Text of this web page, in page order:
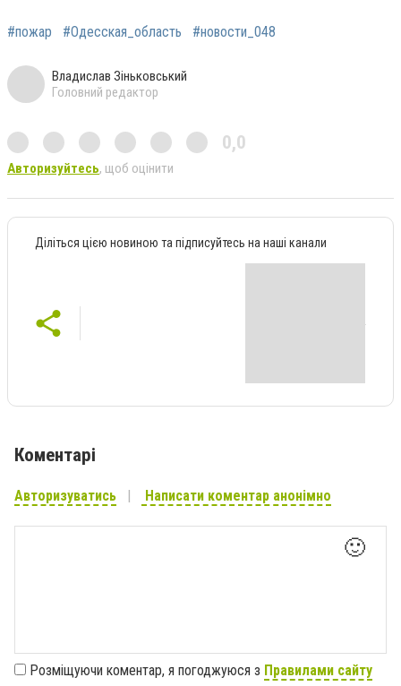
#пожар #Одесская_область #новости_048
Владислав Зіньковський
Головний редактор
0,0
Авторизуйтесь, щоб оцінити
Діліться цією новиною та підписуйтесь на наші канали
Коментарі
Авторизуватись Написати коментар анонімно
🙂
Розміщуючи коментар, я погоджуюся з Правилами сайту